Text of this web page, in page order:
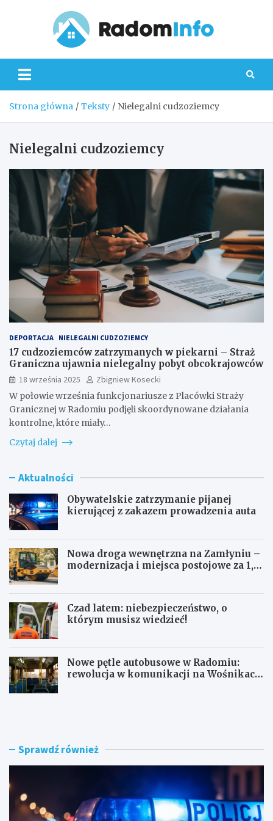
Strona główna Teksty Nielegalni cudzoziemcy
Nielegalni cudzoziemcy
DEPORTACJA NIELEGALNI CUDZOZIEMCY
17 cudzoziemców zatrzymanych w piekarni – Straż
Graniczna ujawnia nielegalny pobyt obcokrajowców
18 września 2025
Zbigniew Kosecki
W połowie września funkcjonariusze z Placówki Straży
Granicznej w Radomiu podjęli skoordynowane działania
kontrolne, które miały…
Czytaj dalej
Aktualności
Obywatelskie zatrzymanie pijanej
kierującej z zakazem prowadzenia auta
Nowa droga wewnętrzna na Zamłyniu –
modernizacja i miejsca postojowe za 1,1
Czad latem: niebezpieczeństwo, o
którym musisz wiedzieć!
Nowe pętle autobusowe w Radomiu:
rewolucja w komunikacji na Wośnikach,
O
t
s
k
N
r
a
w
Sprawdź również